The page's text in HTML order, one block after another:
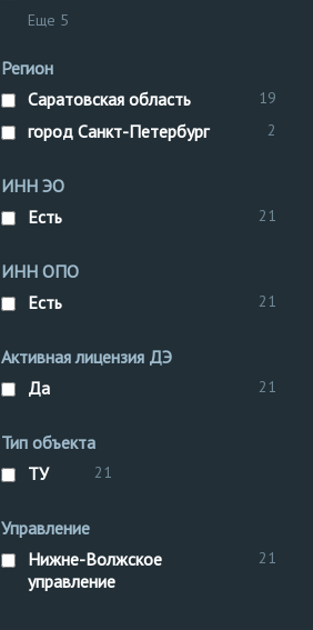
факельных
Еще 5
Регион
Саратовская область
19
город Санкт-Петербург 2
ИНН ЭО
Есть
21
ИНН ОПО
Есть
21
Активная лицензия ДЭ
Да
21
Тип объекта
ТУ
21
Управление
Нижне-Волжское
управление
21